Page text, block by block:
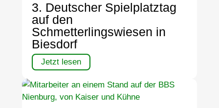
3. Deutscher Spielplatztag
auf den
Schmetterlingswiesen in
Biesdorf
Jetzt lesen